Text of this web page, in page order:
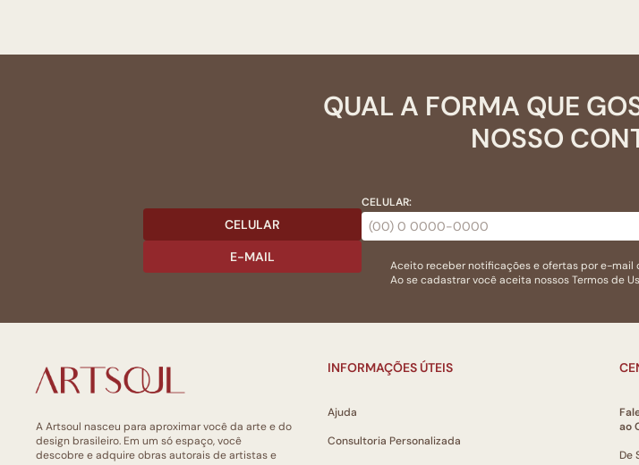
QUAL A FORMA QUE
NOSSO
CELULAR
E-MAIL
CELULAR:
Aceito receber notificações e ofertas por e-mail
Ao se cadastrar você aceita nossosTermos de
A Artsoul nasceu para aproximar você da arte e do
design brasileiro. Em um só espaço, você
descobre e adquire obras autorais de artistas e
INFORMAÇÕES ÚTEIS
Ajuda
Consultoria Personalizada
ao
De